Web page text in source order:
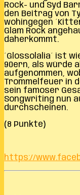
Rock- und Syd
den Beitrag von
wohingegen
Glam Rock
daherkommt.
´Glossolalia´ ist
90ern, als würde
aufgenommen,
Trommelfeuer in
sein famoser
Songwriting nun
durchscheinen.
(8 Punkte)
https://